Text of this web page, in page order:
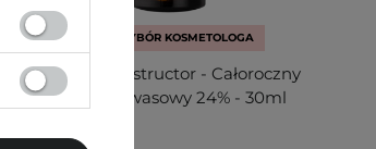
BESTSELLER WYBÓR KOSMETOLOGA
SkinTra - Destructor - Całoroczny
Peeling Kwasowy 24% - 30ml